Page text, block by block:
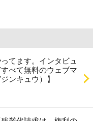
てます。インタビュ
べて無料のウェブマ
ンキュウ）】